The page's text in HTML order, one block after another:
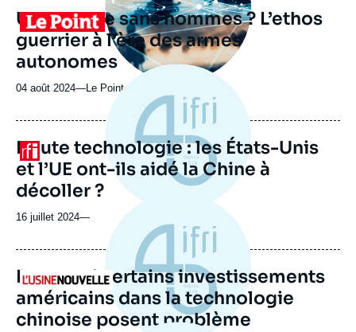
revue
ou
émission
Logo
Une guerre sans hommes ? L’ethos
guerrier à l’ère des armes
autonomes
04 août 2024—Nom
journal,
ou
émission
Le Point
Logo
Haute technologie : les États-Unis
et l’UE ont-ils aidé la Chine à
décoller ?
16 juillet 2024—
Logo
Pourquoi certains investissements
américains dans la technologie
chinoise posent problème